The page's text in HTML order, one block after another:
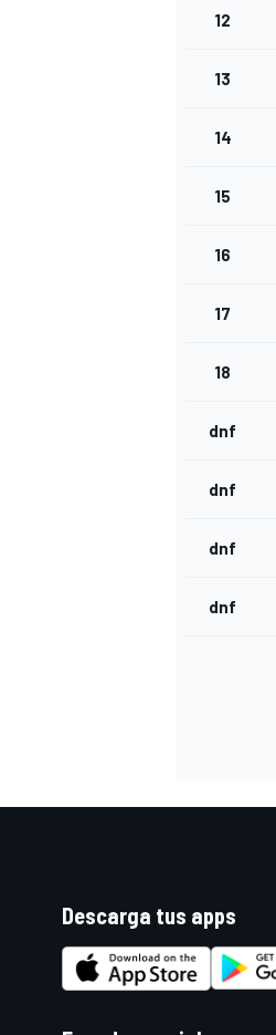
12
13
14
15
16
17
18
dnf
dnf
dnf
dnf
Descarga tus apps